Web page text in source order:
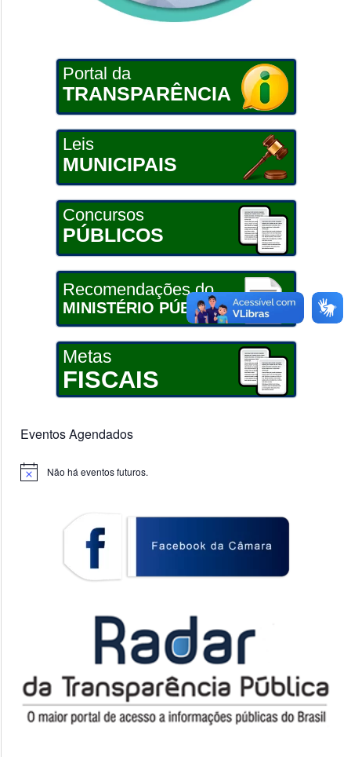
Portal da
TRANSPARÊNCIA
Leis
MUNICIPAIS
Concursos
PÚBLICOS
Recomendações do
MINISTÉRIO PÚBLICO
Metas
FISCAIS
Eventos Agendados
Notice Não há eventos futuros.